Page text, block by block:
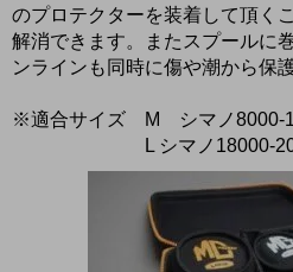
のプロテクターを装着して頂く
解消できます。またスプールに
ンラインも同時に傷や潮から保
※適合サイズ M シマノ8000-
L シマノ18000-20000